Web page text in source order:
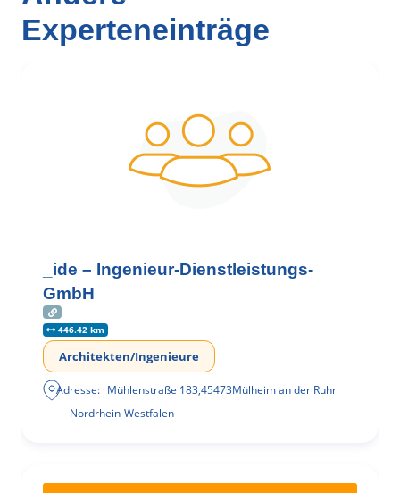
Experteneinträge
_ide – Ingenieur-Dienstleistungs-
GmbH
446.42 km
Architekten/Ingenieure
Adresse: Mühlenstraße 183,45473Mülheim an der Ruhr
Nordrhein-Westfalen